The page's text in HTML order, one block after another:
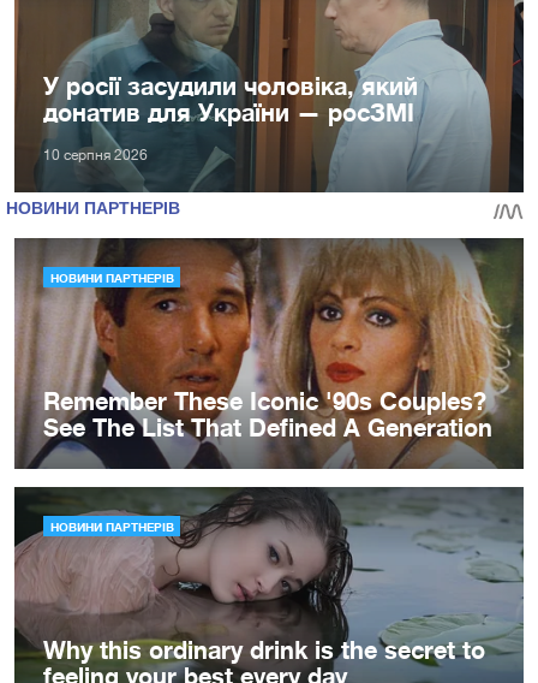
У росії засудили чоловіка, який
донатив для України — росЗМІ
10 серпня 2026